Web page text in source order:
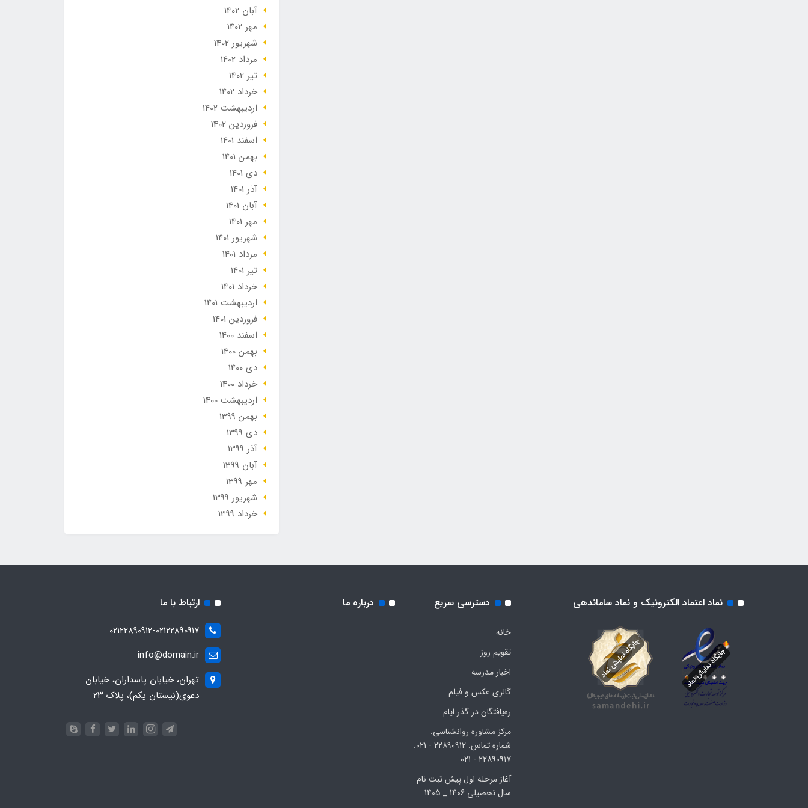
آبان 1402
مهر 1402
شهریور 1402
مرداد 1402
تير 1402
خرداد 1402
ارديبهشت 1402
فروردین 1402
اسفند 1401
بهمن 1401
دی 1401
آذر 1401
آبان 1401
مهر 1401
شهریور 1401
مرداد 1401
تير 1401
خرداد 1401
ارديبهشت 1401
فروردین 1401
اسفند 1400
بهمن 1400
دی 1400
خرداد 1400
ارديبهشت 1400
بهمن 1399
دی 1399
آذر 1399
آبان 1399
مهر 1399
شهریور 1399
خرداد 1399
نماد اعتماد الکترونیک و نماد ساماندهی دسترسی سریع
خانه
تقویم روز
اخبار مدرسه
گالری عکس و فیلم
ره‌یافتگان در گذر ایام
مرکز مشاوره روانشناسی.
شماره تماس. ۲۲۸۹۰۹۱۲ - ۰۲۱.
۲۲۸۹۰۹۱۷ - ۰۲۱
آغاز مرحله اول پیش ثبت نام
سال تحصیلی 1406 _ 1405
درباره ما ارتباط با ما
۰۲۱۲۲۸۹۰۹۱۲-۰۲۱۲۲۸۹۰۹۱۷
info@domain.ir
تهران، خیابان پاسداران، خیابان
دعوی(نیستان یکم)، پلاک ۲۳